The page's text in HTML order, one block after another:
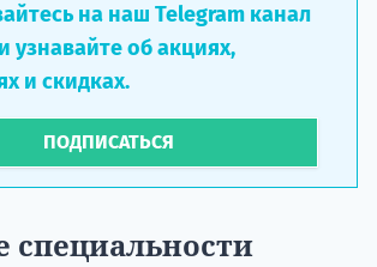
на наш Telegram канал
узнавайте об акциях,
и скидках.
ПОДПИСАТЬСЯ
специальности